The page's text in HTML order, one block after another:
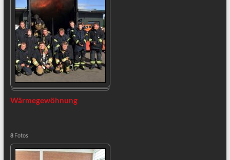
Wärmegewöhnung
8Fotos